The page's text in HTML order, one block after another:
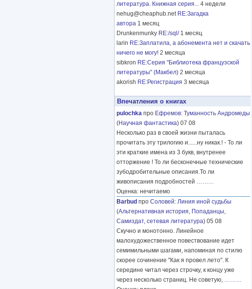
литература. Книжная серия... 4 недели
nehug@cheaphub.net RE:Загадка
автора 1 месяц
Drunkenmunky RE:/sql/ 1 месяц
larin RE:Заплатила, а абонемента нет и скачать
ничего не могу! 2 месяца
sibkron RE:Серия "Библиотека французской
литературы" (Макбел) 2 месяца
akorish RE:Регистрация 3 месяца
Впечатления о книгах
pulochka про Ефремов: Туманность Андромеды
(Научная фантастика) 07 08
Несколько раз в своей жизни пыталась
прочитать эту трилогию и......ну никак.! - То ли
эти краткие имена из 3 букв, внутренее
отторжение ! То ли бесконечные технические
зубодробительные описания.То ли
живописания подробностей ………
Оценка: нечитаемо
Barbud про Соловей: Линия иной судьбы
(Альтернативная история, Попаданцы,
Самиздат, сетевая литература) 05 08
Скучно и монотонно. Линейное
малохудожественное повествование идет
семимильными шагами, напоминая по стилю
скорее сочинение "Как я провел лето". К
середине читал через строчку, к концу уже
через несколько страниц. Не советую, ………